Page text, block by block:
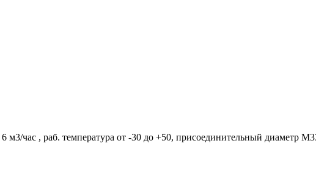
м3/час , раб. температура от -30 до +50, присоединительный диаметр